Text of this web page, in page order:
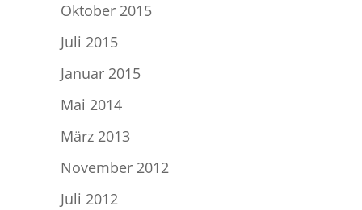
Oktober 2015
Juli 2015
Januar 2015
Mai 2014
März 2013
November 2012
Juli 2012